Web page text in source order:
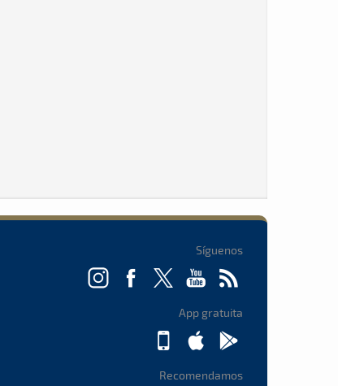
Síguenos
App gratuita
Recomendamos